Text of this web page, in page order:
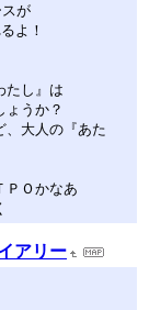
が
よ！
たし』は
ょうか？
、大人の『あた
ＰＯかなあ
アリー